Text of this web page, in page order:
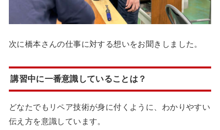
次に橋本さんの仕事に対する想いをお聞きしました。
講習中に一番意識していることは？
どなたでもリペア技術が身に付くように、わかりやすい
伝え方を意識しています。